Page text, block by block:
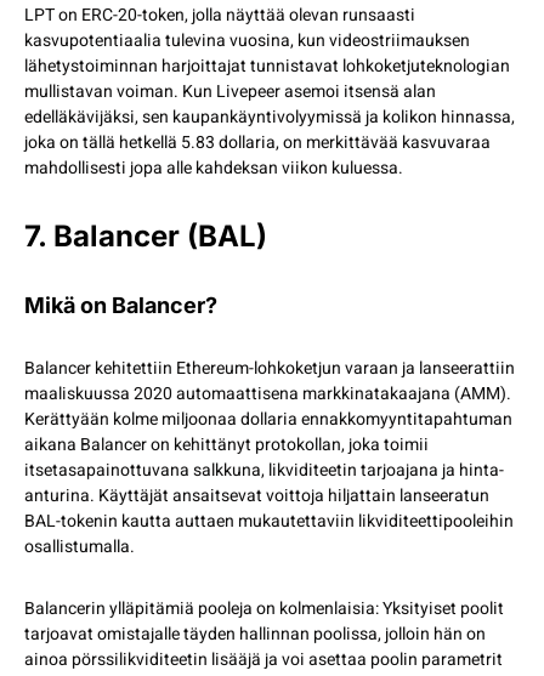
LPT on ERC-20-token, jolla näyttää olevan runsaasti
kasvupotentiaalia tulevina vuosina, kun videostriimauksen
lähetystoiminnan harjoittajat tunnistavat lohkoketjuteknologian
mullistavan voiman. Kun Livepeer asemoi itsensä alan
edelläkävijäksi, sen kaupankäyntivolyymissä ja kolikon hinnassa,
joka on tällä hetkellä 5.83 dollaria, on merkittävää kasvuvaraa
mahdollisesti jopa alle kahdeksan viikon kuluessa.
7. Balancer (BAL)
Mikä on Balancer?
Balancer kehitettiin Ethereum-lohkoketjun varaan ja lanseerattiin
maaliskuussa 2020 automaattisena markkinatakaajana (AMM).
Kerättyään kolme miljoonaa dollaria ennakkomyyntitapahtuman
aikana Balancer on kehittänyt protokollan, joka toimii
itsetasapainottuvana salkkuna, likviditeetin tarjoajana ja hinta-
anturina. Käyttäjät ansaitsevat voittoja hiljattain lanseeratun
BAL-tokenin kautta auttaen mukautettaviin likviditeettipooleihin
osallistumalla.
Balancerin ylläpitämiä pooleja on kolmenlaisia: Yksityiset poolit
tarjoavat omistajalle täyden hallinnan poolissa, jolloin hän on
ainoa pörssilikviditeetin lisääjä ja voi asettaa poolin parametrit